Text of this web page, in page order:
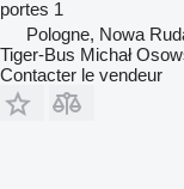
portes 1
Pologne, Nowa
Tiger-Bus Michał
Contacter le vendeur